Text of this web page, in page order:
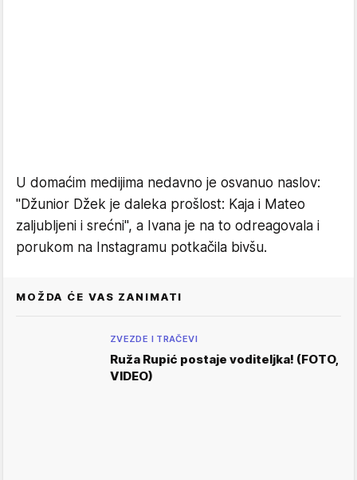
U domaćim medijima nedavno je osvanuo naslov:
"Džunior Džek je daleka prošlost: Kaja i Mateo
zaljubljeni i srećni", a Ivana je na to odreagovala i
porukom na Instagramu potkačila bivšu.
MOŽDA ĆE VAS ZANIMATI
ZVEZDE I TRAČEVI
Ruža Rupić postaje voditeljka! (FOTO,
VIDEO)